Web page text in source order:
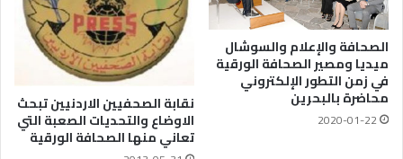
الصحافة والإعلام والسوشال
ميديا ومصير الصحافة الورقية
في زمن التطور الإلكتروني
محاضرة بالبحرين
2020-01-22
نقابة الصحفيين الاردنيين تبحث
الاوضاع والتحديات الصعبة التي
تعاني منها الصحافة الورقية